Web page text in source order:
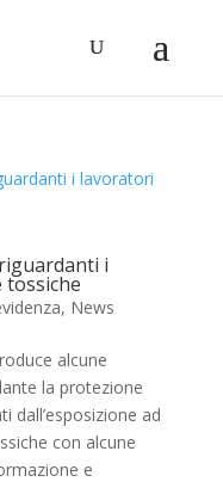
i
, News
alcune
la protezione
dall’esposizione ad
con alcune
e